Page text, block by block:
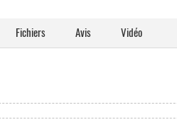
Fichiers Avis Vidéo